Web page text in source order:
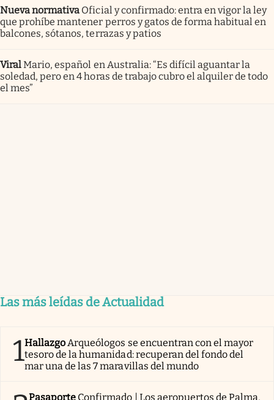
Nueva normativa Oficial y confirmado: entra en vigor la ley
que prohíbe mantener perros y gatos de forma habitual en
balcones, sótanos, terrazas y patios
ViralMario, español en Australia: “Es difícil aguantar la
soledad, pero en 4 horas de trabajo cubro el alquiler de todo
el mes”
Las más leídas de Actualidad
1Hallazgo Arqueólogos se encuentran con el mayor
tesoro de la humanidad: recuperan del fondo del
mar una de las 7 maravillas del mundo
Pasaporte Confirmado | Los aeropuertos de Palma,